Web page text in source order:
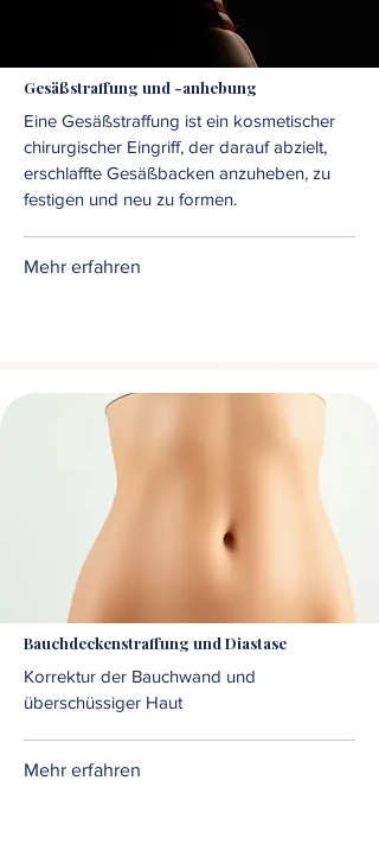
Gesäßstraffung und -anhebung
Eine Gesäßstraffung ist ein kosmetischer
chirurgischer Eingriff, der darauf abzielt,
erschlaffte Gesäßbacken anzuheben, zu
festigen und neu zu formen.
Mehr erfahren
Bauchdeckenstraffung und Diastase
Korrektur der Bauchwand und
überschüssiger Haut
Mehr erfahren